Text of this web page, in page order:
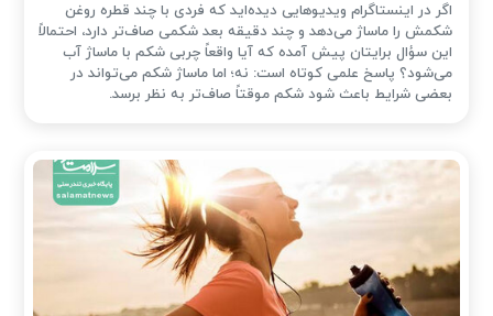
اگر در اینستاگرام ویدیوهایی دیده‌اید که فردی با چند قطره روغن
شکمش را ماساژ می‌دهد و چند دقیقه بعد شکمی صاف‌تر دارد، احتمالاً
این سؤال برایتان پیش آمده که آیا واقعاً چربی شکم با ماساژ آب
می‌شود؟ پاسخ علمی کوتاه است: نه؛ اما ماساژ شکم می‌تواند در
بعضی شرایط باعث شود شکم موقتاً صاف‌تر به نظر برسد.